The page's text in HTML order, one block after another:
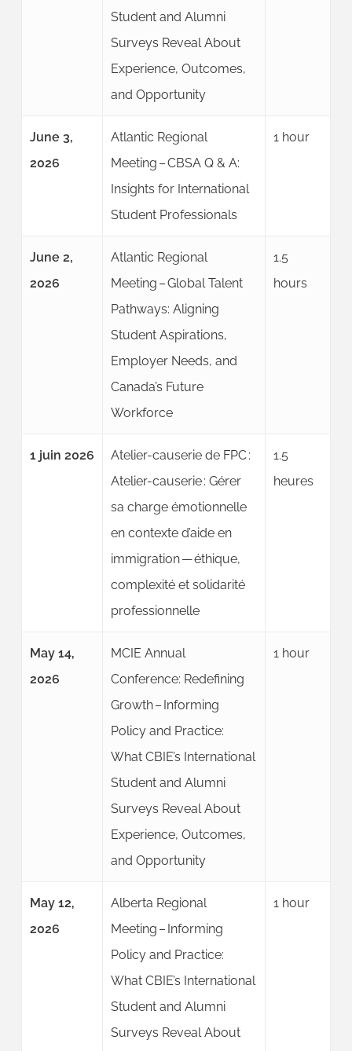
Student and Alumni
Surveys Reveal About
Experience, Outcomes,
and Opportunity
June 3,
2026
Atlantic Regional
Meeting – CBSA Q & A:
Insights for International
Student Professionals
1 hour
June 2,
2026
Atlantic Regional
Meeting – Global Talent
Pathways: Aligning
Student Aspirations,
Employer Needs, and
Canada’s Future
Workforce
1.5
hours
1 juin 2026
Atelier-causerie de FPC :
Atelier-causerie : Gérer
sa charge émotionnelle
en contexte d’aide en
immigration — éthique,
complexité et solidarité
professionnelle
1.5
heures
May 14,
2026
MCIE Annual
Conference: Redefining
Growth – Informing
Policy and Practice:
What CBIE’s International
Student and Alumni
Surveys Reveal About
Experience, Outcomes,
and Opportunity
1 hour
May 12,
2026
Alberta Regional
Meeting – Informing
Policy and Practice:
What CBIE’s International
Student and Alumni
Surveys Reveal About
1 hour